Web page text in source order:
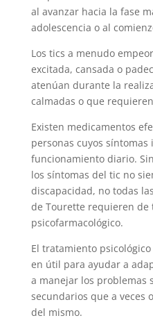
al avanzar hacia la fase
adolescencia o al
Los tics a menudo
excitada, cansada o
atenúan durante la
calmadas o que
Existen medicamentos
personas cuyos
funcionamiento diario.
los síntomas del tic no
discapacidad, no todas
de Tourette requieren de
psicofarmacológico.
El tratamiento
en útil para ayudar a
a manejar los problemas
secundarios que a veces
del mismo.